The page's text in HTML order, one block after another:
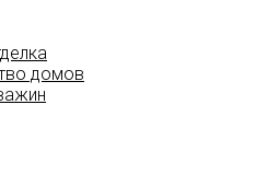
домов